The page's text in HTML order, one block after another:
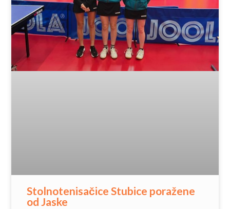
Stolnotenisačice Stubice poražene
od Jaske